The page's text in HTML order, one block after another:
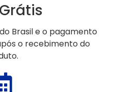
Brasil e o pagamento
o recebimento do